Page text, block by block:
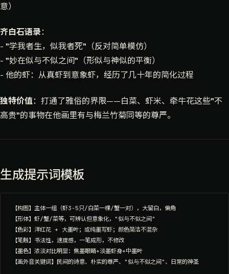
意）
齐白石语录：
- "学我者生，似我者死"（反对简单模仿）
- "妙在似与不似之间"（形似与神似的平衡）
- 他的虾：从真虾到意象虾，经历了几十年的简化过程
独特价值：打通了雅俗的界限——白菜、虾米、牵牛花这些"不
高贵"的事物在他画里有与梅兰竹菊同等的尊严。
生成提示词模板
【构图】主体一组（虾3-5只/白菜一棵/蟹一对），大留白，偏角
【形体】虾/蟹/菜等，可辨认但意象化，"似与不似之间"
【色彩】洋红花 + 大墨叶；或纯墨写虾；颜色简洁不混杂
【笔触】书法性，速度感，一笔成形，不修改
【墨色】浓淡对比明显：焦墨眼睛+淡墨虾身+中墨叶